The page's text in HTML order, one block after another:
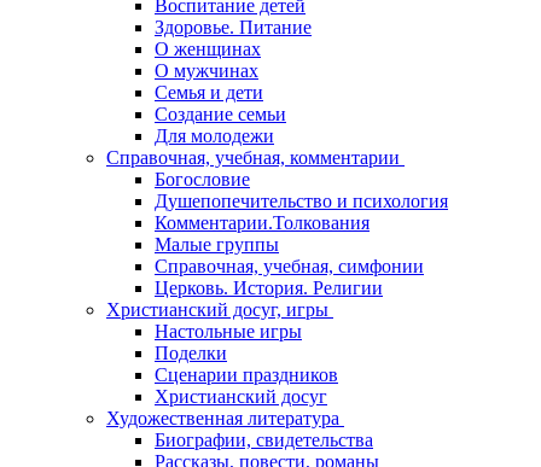
Воспитание детей
Здоровье. Питание
О женщинах
О мужчинах
Семья и дети
Создание семьи
Для молодежи
Справочная, учебная, комментарии
Богословие
Душепопечительство и психология
Комментарии.Толкования
Малые группы
Справочная, учебная, симфонии
Церковь. История. Религии
Христианский досуг, игры
Настольные игры
Поделки
Сценарии праздников
Христианский досуг
Художественная литература
Биографии, свидетельства
Рассказы, повести, романы